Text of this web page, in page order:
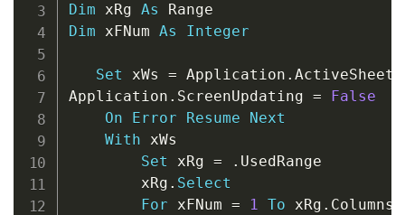
Dim xRg As
Dim xFNum As Integer
Set xWs = Application . ActiveSheet
Application . ScreenUpdating =
False
On
Error Resume
Next
With xWs
Set xRg = . UsedRange
        xRg
. Select
For xFNum = 1 To xRg . Columns